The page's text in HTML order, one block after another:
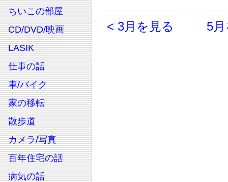
ちいこの部屋
CD/DVD/映画
LASIK
仕事の話
車/バイク
家の移転
散歩道
カメラ/写真
百年住宅の話
病気の話
< 3月を見る 5